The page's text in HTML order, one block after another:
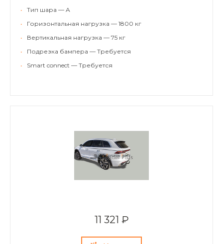
•
Тип шара — A
•
Горизонтальная нагрузка — 1800 кг
•
Вертикальная нагрузка — 75 кг
•
Подрезка бампера — Требуется
•
Smart connect — Требуется
11 321 ₽